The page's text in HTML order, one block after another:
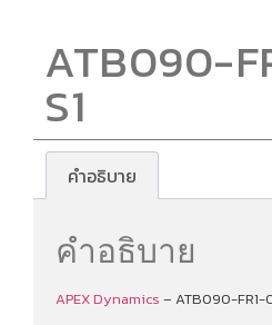
ATB090-
S1
คำอธิบาย
คำอธิบาย
APEX Dynamics – ATB090-FR1-